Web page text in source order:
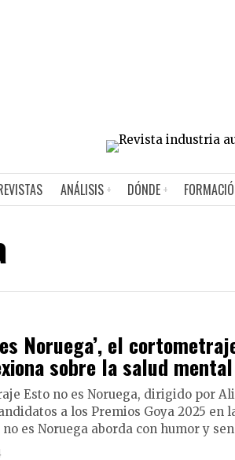
ANÁLISIS DÓNDE
Noruega’, el
sobre la salud
Esto no es Noruega, dirigido por
a los Premios Goya 2025 en
es Noruega aborda con humor y